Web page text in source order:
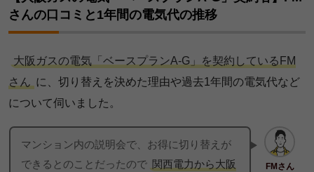
サポートサービスについての満足度
さんの口コミと1年間の電気代の推移
大阪ガスの電気「ベースプランA-G」を契約しているFM
さん に、切り替えを決めた理由や過去1年間の電気代など
について伺いました。
FMさん
マンション内の説明会で、お得に切り替えが
できるとのことだったので 関西電力から大阪